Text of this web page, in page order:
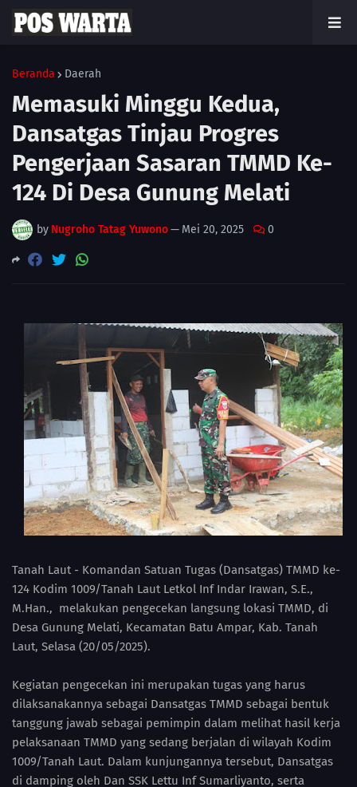
Beranda Daerah
Memasuki Minggu Kedua,
Dansatgas Tinjau Progres
Pengerjaan Sasaran TMMD Ke-
124 Di Desa Gunung Melati
by Nugroho Tatag Yuwono— Mei 20, 2025 0
Tanah Laut - Komandan Satuan Tugas (Dansatgas) TMMD ke-
124 Kodim 1009/Tanah Laut Letkol Inf Indar Irawan, S.E.,
M.Han., melakukan pengecekan langsung lokasi TMMD, di
Desa Gunung Melati, Kecamatan Batu Ampar, Kab. Tanah
Laut, Selasa (20/05/2025).
Kegiatan pengecekan ini merupakan tugas yang harus
dilaksanakannya sebagai Dansatgas TMMD sebagai bentuk
tanggung jawab sebagai pemimpin dalam melihat hasil kerja
pelaksanaan TMMD yang sedang berjalan di wilayah Kodim
1009/Tanah Laut. Dalam kunjungannya tersebut, Dansatgas
di damping oleh Dan SSK Lettu Inf Sumarliyanto, serta